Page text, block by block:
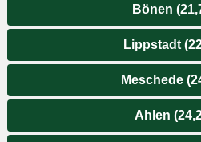
Bönen
Lippstadt
Meschede
Ahlen